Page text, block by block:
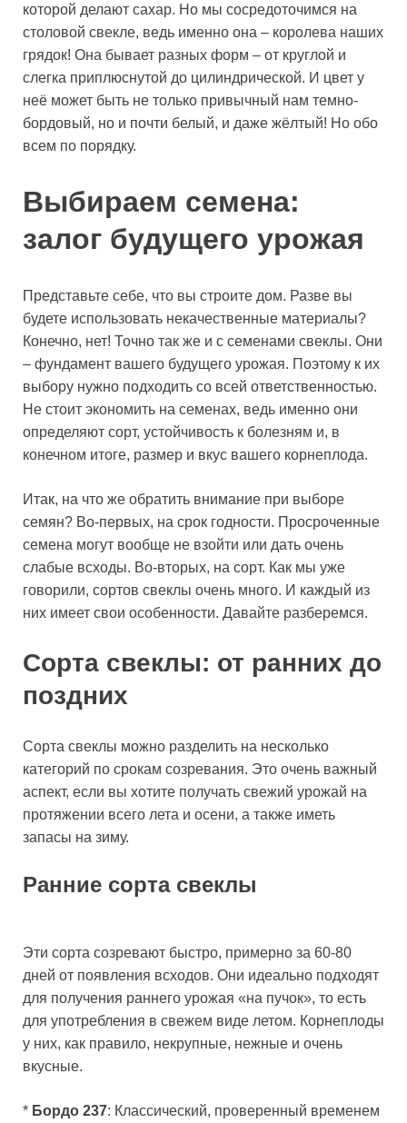
которой делают сахар. Но мы сосредоточимся на
столовой свекле, ведь именно она – королева наших
грядок! Она бывает разных форм – от круглой и
слегка приплюснутой до цилиндрической. И цвет у
неё может быть не только привычный нам темно-
бордовый, но и почти белый, и даже жёлтый! Но обо
всем по порядку.
Выбираем семена:
залог будущего урожая
Представьте себе, что вы строите дом. Разве вы
будете использовать некачественные материалы?
Конечно, нет! Точно так же и с семенами свеклы. Они
– фундамент вашего будущего урожая. Поэтому к их
выбору нужно подходить со всей ответственностью.
Не стоит экономить на семенах, ведь именно они
определяют сорт, устойчивость к болезням и, в
конечном итоге, размер и вкус вашего корнеплода.
Итак, на что же обратить внимание при выборе
семян? Во-первых, на срок годности. Просроченные
семена могут вообще не взойти или дать очень
слабые всходы. Во-вторых, на сорт. Как мы уже
говорили, сортов свеклы очень много. И каждый из
них имеет свои особенности. Давайте разберемся.
Сорта свеклы: от ранних до
поздних
Сорта свеклы можно разделить на несколько
категорий по срокам созревания. Это очень важный
аспект, если вы хотите получать свежий урожай на
протяжении всего лета и осени, а также иметь
запасы на зиму.
Ранние сорта свеклы
Эти сорта созревают быстро, примерно за 60-80
дней от появления всходов. Они идеально подходят
для получения раннего урожая «на пучок», то есть
для употребления в свежем виде летом. Корнеплоды
у них, как правило, некрупные, нежные и очень
вкусные.
* Бордо 237: Классический, проверенный временем